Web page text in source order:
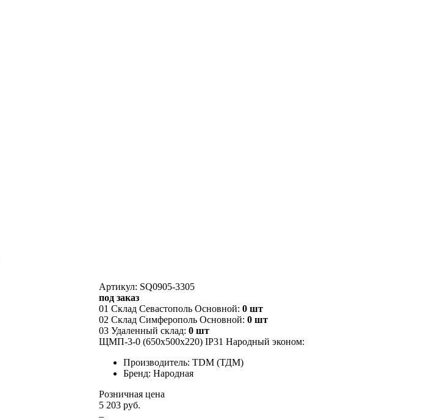
Артикул: SQ0905-3305
под заказ
01 Склад Севастополь Основной: 0 шт
02 Склад Симферополь Основной: 0 шт
03 Удаленный склад: 0 шт
ЩМП-3-0 (650х500х220) IP31 Народный эконом:
Производитель: TDM (ТДМ)
Бренд: Народная
Розничная цена
5 203 руб.
–